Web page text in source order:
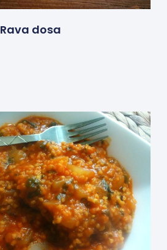
Rava dosa